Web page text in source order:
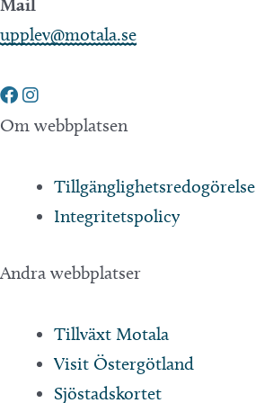
upplev@motala.se
Om webbplatsen
Tillgänglighetsredogörelse
Integritetspolicy
Andra webbplatser
Tillväxt Motala
Visit Östergötland
Sjöstadskortet